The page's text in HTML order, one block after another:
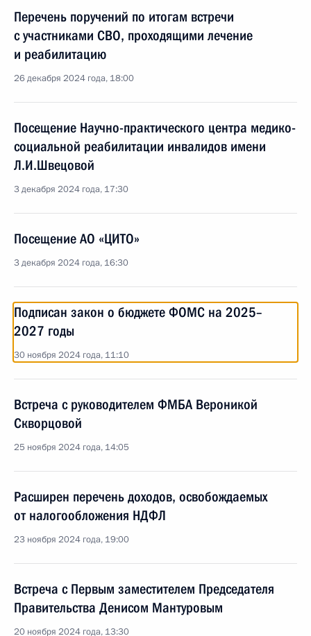
Перечень поручений по итогам встречи
с участниками СВО, проходящими лечение
и реабилитацию
26 декабря 2024 года, 18:00
Посещение Научно-практического центра медико-
социальной реабилитации инвалидов имени
Л.И.Швецовой
3 декабря 2024 года, 17:30
Посещение АО «ЦИТО»
3 декабря 2024 года, 16:30
Подписан закон о бюджете ФОМС на 2025–
2027 годы
30 ноября 2024 года, 11:10
Встреча с руководителем ФМБА Вероникой
Скворцовой
25 ноября 2024 года, 14:05
Расширен перечень доходов, освобождаемых
от налогообложения НДФЛ
23 ноября 2024 года, 19:00
Встреча с Первым заместителем Председателя
Правительства Денисом Мантуровым
20 ноября 2024 года, 13:30